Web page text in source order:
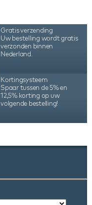
Gratis verzending
Uw bestelling wordt gratis
verzonden binnen
Nederland.
Kortingsysteem
Spaar tussen de 5% en
12,5% korting op uw
volgende bestelling!